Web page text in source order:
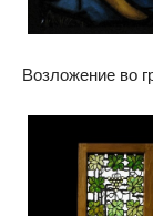
Возложение во